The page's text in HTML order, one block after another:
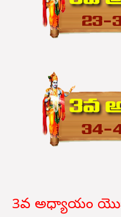
3వ అధ్యాయం